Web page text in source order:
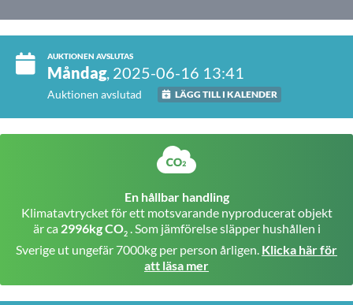
AUKTIONEN AVSLUTAS
Måndag, 2025-06-16 13:41
Auktionen avslutad LÄGG TILL I KALENDER
En hållbar handling
Klimatavtrycket för ett motsvarande nyproducerat objekt
är ca 2996kg CO2 . Som jämförelse släpper hushållen i
Sverige ut ungefär 7000kg per person årligen. Klicka här för
att läsa mer